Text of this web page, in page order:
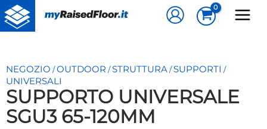
Vai
al
contenuto
NEGOZIO /OUTDOOR /STRUTTURA/SUPPORTI /
UNIVERSALI
SUPPORTO UNIVERSALE
SGU3 65-120MM